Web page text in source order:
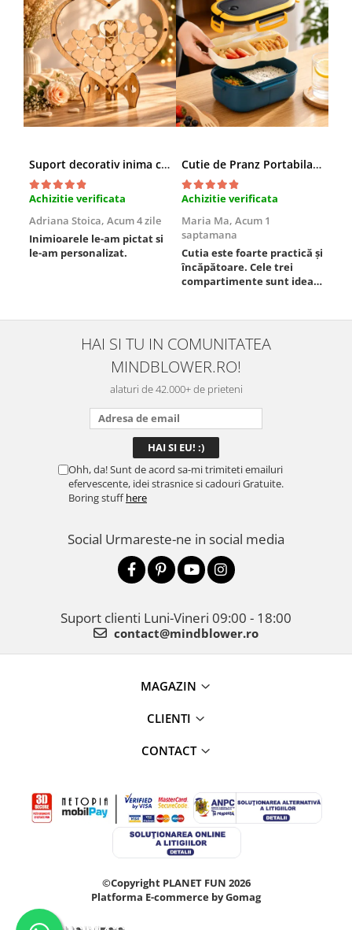
Suport decorativ inima cu mesaje, Cadou cu suflet
Achizitie verificata
Adriana Stoica, Acum 4 zile
Inimioarele le-am pictat si
le-am personalizat.
Cutie de Pranz Portabila cu Compartimente
Achizitie verificata
Maria Ma, Acum 1
saptamana
Cutia este foarte practică și
încăpătoare. Cele trei
compartimente sunt ideale
este sigură, fără scurgeri. O
folosesc aproape zilnic la
serviciu și sunt foarte
mulțumită.
HAI SI TU IN COMUNITATEA
MINDBLOWER.RO!
alaturi de 42.000+ de prieteni
Ohh, da! Sunt de acord sa-mi trimiteti emailuri
efervescente, idei strasnice si cadouri Gratuite.
Boring stuffhere
Social Urmareste-ne in social media
Suport clienti Luni-Vineri 09:00 - 18:00
contact@mindblower.ro
MAGAZIN
CLIENTI
CONTACT
©Copyright PLANET FUN 2026
Platforma E-commerce by Gomag